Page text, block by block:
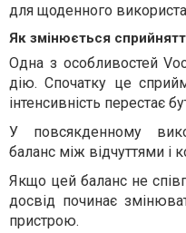
для щоденного
Як змінюється
Одна з особливостей
дію. Спочатку це
інтенсивність перестає
У повсякденному
баланс між відчуттями і
Якщо цей баланс не
досвід починає
пристрою.